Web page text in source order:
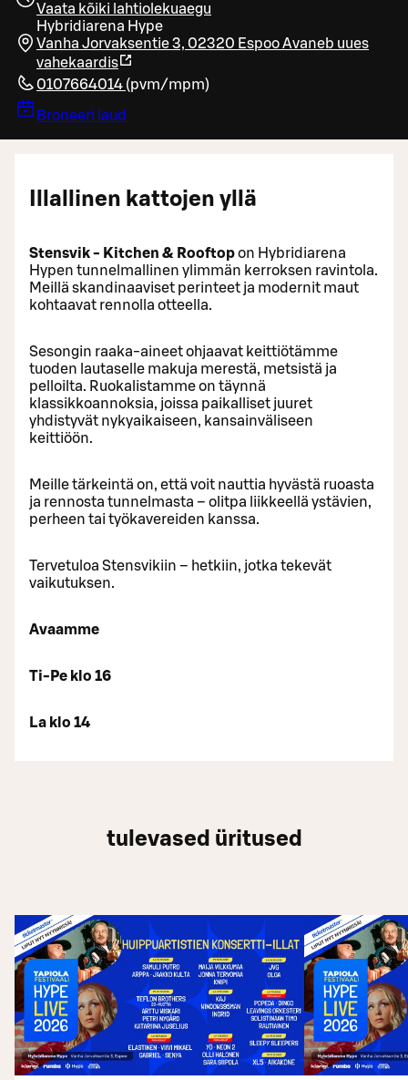
Vaata kõiki lahtiolekuaegu
Hybridiarena Hype
Vanha Jorvaksentie 3, 02320 EspooAvaneb uues
vahekaardis
0107664014 (pvm/mpm)
Broneeri laud
Illallinen kattojen yllä
Stensvik - Kitchen & Rooftopon Hybridiarena
Hypen tunnelmallinen ylimmän kerroksen ravintola.
Meillä skandinaaviset perinteet ja modernit maut
kohtaavat rennolla otteella.
Sesongin raaka-aineet ohjaavat keittiötämme
tuoden lautaselle makuja merestä, metsistä ja
pelloilta. Ruokalistamme on täynnä
klassikkoannoksia, joissa paikalliset juuret
yhdistyvät nykyaikaiseen, kansainväliseen
keittiöön.
Meille tärkeintä on, että voit nauttia hyvästä ruoasta
ja rennosta tunnelmasta – olitpa liikkeellä ystävien,
perheen tai työkavereiden kanssa.
Tervetuloa Stensvikiin – hetkiin, jotka tekevät
vaikutuksen.
Avaamme
Ti-Pe klo 16
La klo 14
tulevased üritused